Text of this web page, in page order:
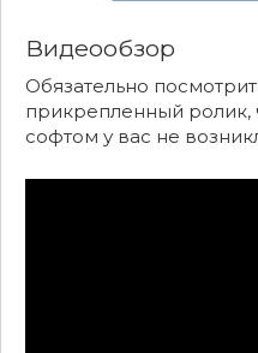
Видеообзор
Обязательно
прикрепленный ролик,
софтом у вас не